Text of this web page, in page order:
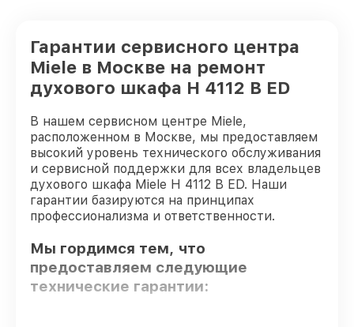
Гарантии сервисного центра
Miele в Москве на ремонт
духового шкафа H 4112 B ED
В нашем сервисном центре Miele,
расположенном в Москве, мы предоставляем
высокий уровень технического обслуживания
и сервисной поддержки для всех владельцев
духового шкафа Miele H 4112 B ED. Наши
гарантии базируются на принципах
профессионализма и ответственности.
Мы гордимся тем, что
предоставляем следующие
технические гарантии: